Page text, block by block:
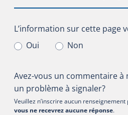
L’information sur cette
L’information sur cette page
Oui
Non
Avez-vous un commentaire
un problème à signaler?
Veuillez n’inscrire aucun renseignement
vous ne recevrez aucune réponse.